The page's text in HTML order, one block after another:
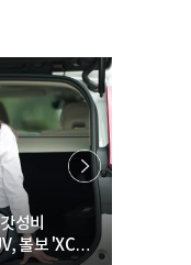
성비
볼보 'XC60